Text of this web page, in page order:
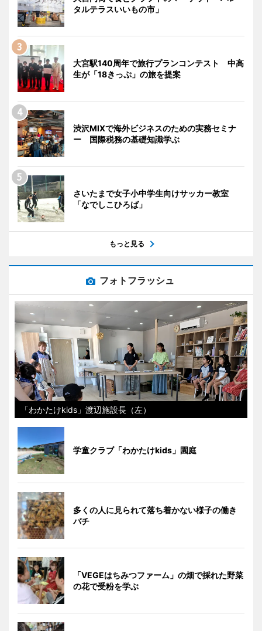
タルテラスいいもの市」
大宮駅140周年で旅行プランコンテスト 中高
生が「18きっぷ」の旅を提案
渋沢MIXで海外ビジネスのための実務セミナ
ー 国際税務の基礎知識学ぶ
さいたまで女子小中学生向けサッカー教室
「なでしこひろば」
もっと見る
フォトフラッシュ
「わかたけkids」渡辺施設長（左）
学童クラブ「わかたけkids」園庭
多くの人に見られて落ち着かない様子の働き
バチ
「VEGEはちみつファーム」の畑で採れた野菜
の花で受粉を学ぶ